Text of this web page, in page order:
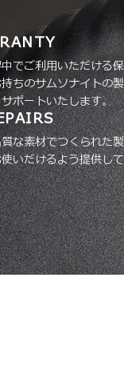
でご利用いただける
ちのサムソナイトの
ポートいたします。
な素材でつくられた
いだけるよう提供し